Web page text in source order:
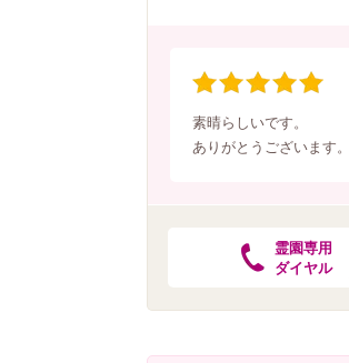
素晴らしいです。
ありがとうございます。
霊園専用
ダイヤル